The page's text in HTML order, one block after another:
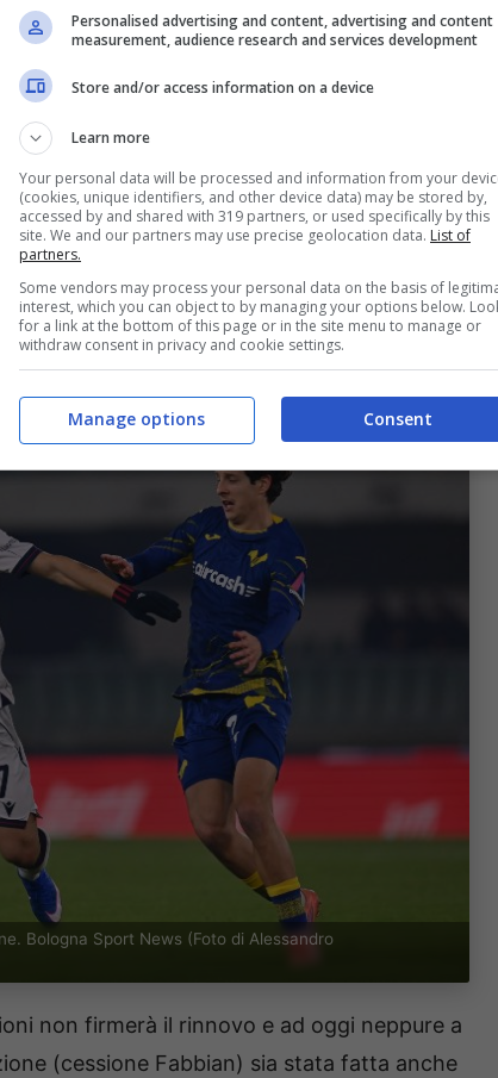
Orsolini, da anni leader indiscusso della
della situazione ci ha pensato
rinnovo. La situazione
di mercato potrebbe essere quella di aver
poter confermare
, dal momento
assiste anche il numero sette degli emiliani.
però è opportuno fare delle precisazioni.
Bologna Sport News (Foto di Alessandro
non firmerà il rinnovo e ad oggi neppure a
(cessione Fabbian) sia stata fatta anche
Personalised advertising and content, advertising and content
measurement, audience research and services development
Store and/or access information on a device
Learn more
Your personal data will be processed and information from your
(cookies, unique identifiers, and other device data) may be stored by,
accessed by and shared with 319 partners, or used specifically by this
site. We and our partners may use precise geolocation data. List of
partners.
Some vendors may process your personal data on the basis of
interest, which you can object to by managing your options below.
for a link at the bottom of this page or in the site menu to manage or
withdraw consent in privacy and cookie settings.
Consent
Manage options